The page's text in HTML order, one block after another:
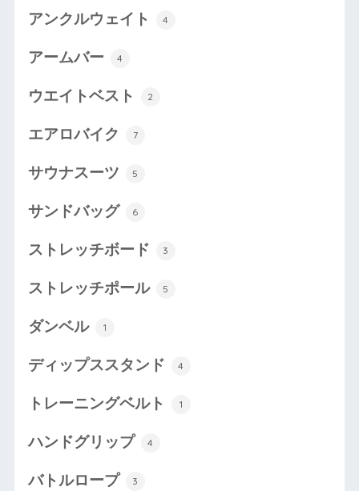
アンクルウェイト 4
アームバー 4
ウエイトベスト 2
エアロバイク 7
サウナスーツ 5
サンドバッグ 6
ストレッチボード 3
ストレッチポール 5
ダンベル 1
ディップススタンド 4
トレーニングベルト 1
ハンドグリップ 4
バトルロープ 3